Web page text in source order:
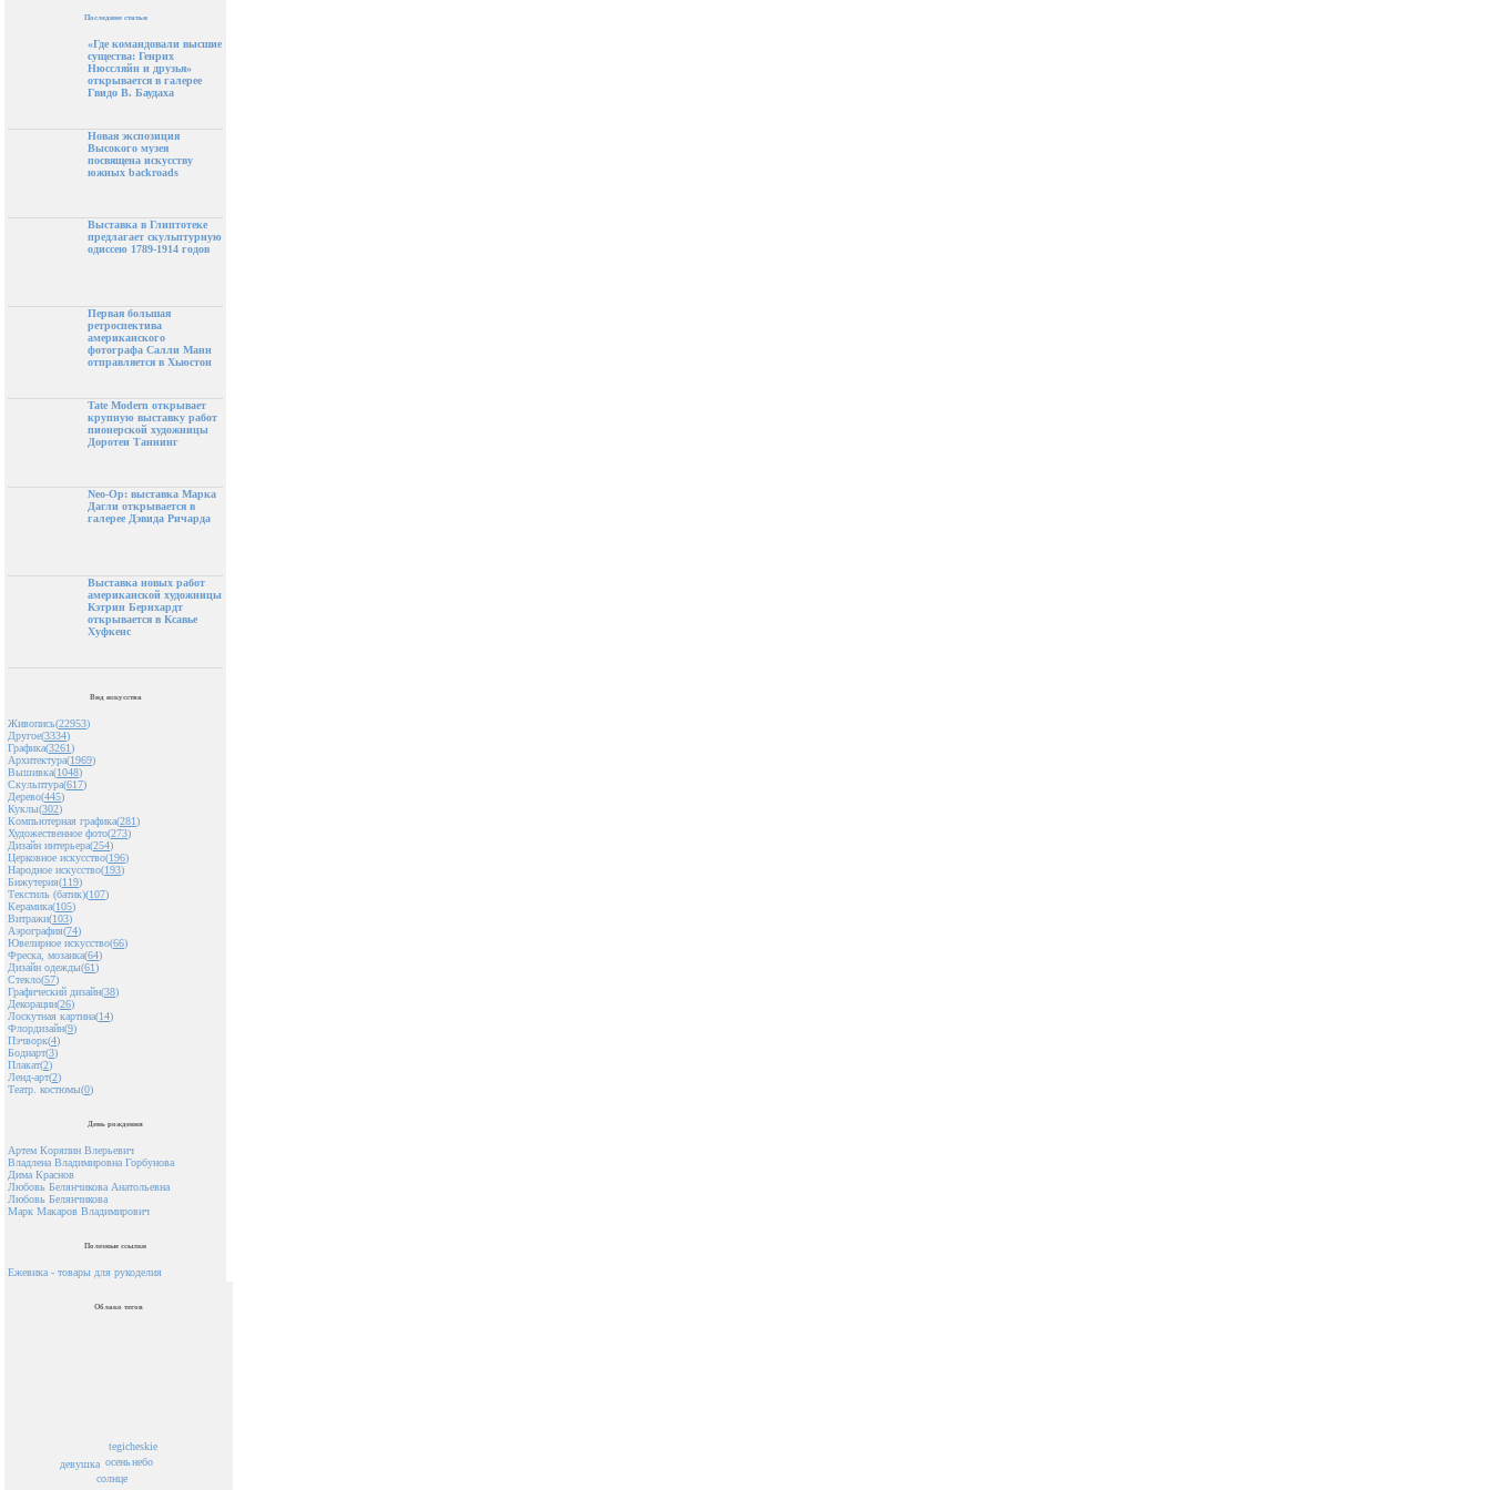
Последние статьи
«Где командовали высшие
существа: Генрих
Нюссляйн и друзья»
открывается в галерее
Гвидо В. Баудаха
Новая экспозиция
Высокого музея
посвящена искусству
южных backroads
Выставка в Глиптотеке
предлагает скульптурную
одиссею 1789-1914 годов
Первая большая
ретроспектива
американского
фотографа Салли Манн
отправляется в Хьюстон
Tate Modern открывает
крупную выставку работ
пионерской художницы
Доротеи Таннинг
Neo-Op: выставка Марка
Дагли открывается в
галерее Дэвида Ричарда
Выставка новых работ
американской художницы
Кэтрин Бернхардт
открывается в Ксавье
Хуфкенс
Вид искусства
Живопись(22953)
Другое(3334)
Графика(3261)
Архитектура(1969)
Вышивка(1048)
Скульптура(617)
Дерево(445)
Куклы(302)
Компьютерная графика(281)
Художественное фото(273)
Дизайн интерьера(254)
Церковное искусство(196)
Народное искусство(193)
Бижутерия(119)
Текстиль (батик)(107)
Керамика(105)
Витражи(103)
Аэрография(74)
Ювелирное искусство(66)
Фреска, мозаика(64)
Дизайн одежды(61)
Стекло(57)
Графический дизайн(38)
Декорации(26)
Лоскутная картина(14)
Флордизайн(9)
Пэчворк(4)
Бодиарт(3)
Плакат(2)
Ленд-арт(2)
Театр. костюмы(0)
День рождения
Артем Коряпин Влерьевич
Владлена Владимировна Горбунова
Дима Краснов
Любовь Белянчикова Анатольевна
Любовь Белянчикова
Марк Макаров Владимирович
Полезные ссылки
Ежевика - товары для рукоделия
Облако тегов
солнце
осень
tegicheskie
небо
девушка